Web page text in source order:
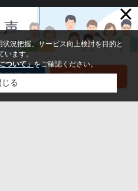
×
況把握、サービス向上検討を目的と
ます。
ついて」をご確認ください。
じる